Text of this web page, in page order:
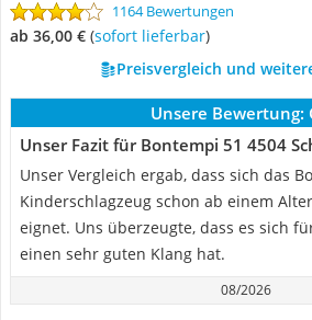
1164 Bewertungen
ab 36,00 € ( Sofort lieferbar)
Preisvergleich und
Unsere Bewertung:
Unser Fazit für Bontempi 51 4504
Unser Vergleich ergab, dass sich das
Kinderschlagzeug schon ab einem
eignet. Uns überzeugte, dass es sich
einen sehr guten Klang hat.
08/2026